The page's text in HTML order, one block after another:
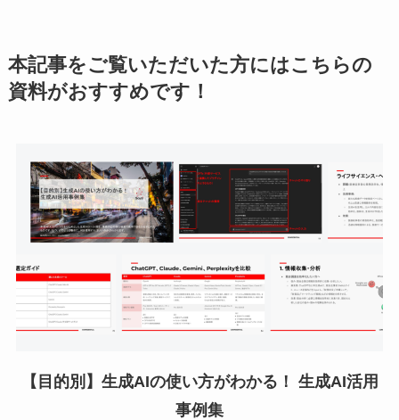
本記事をご覧いただいた方にはこちらの
資料がおすすめです！
【目的別】生成AIの使い方がわかる！ 生成AI活用
事例集